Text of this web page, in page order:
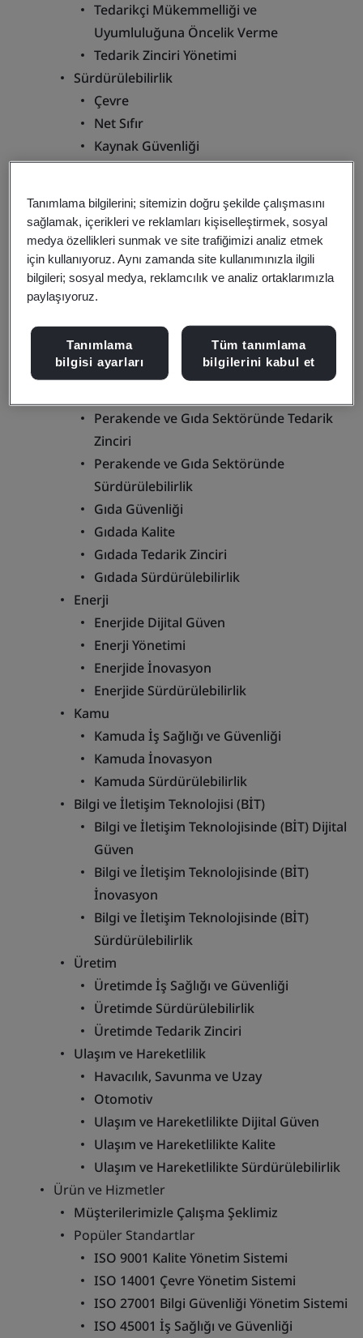
Tedarikçi Mükemmelliği ve
Uyumluluğuna Öncelik Verme
Tedarik Zinciri Yönetimi
Sürdürülebilirlik
Çevre
Net Sıfır
Kaynak Güvenliği
Sürdürülebilir Altyapı
Sektörler
İnşaat ve Yapı
İnşaat ve Yapı
İnşaat ve Yapı Sektöründe Dijital Güven
İnşaat ve Yapı Sektöründe Kalite
İnşaat ve Yapı Sektöründe
Sürdürülebilirlik
Perakende ve Gıda
Perakende ve Gıda Sektöründe Tedarik
Zinciri
Perakende ve Gıda Sektöründe
Sürdürülebilirlik
Gıda Güvenliği
Gıdada Kalite
Gıdada Tedarik Zinciri
Gıdada Sürdürülebilirlik
Enerji
Enerjide Dijital Güven
Enerji Yönetimi
Enerjide İnovasyon
Enerjide Sürdürülebilirlik
Kamu
Kamuda İş Sağlığı ve Güvenliği
Kamuda İnovasyon
Kamuda Sürdürülebilirlik
Bilgi ve İletişim Teknolojisi (BİT)
Bilgi ve İletişim Teknolojisinde (BİT) Dijital
Güven
Bilgi ve İletişim Teknolojisinde (BİT)
İnovasyon
Bilgi ve İletişim Teknolojisinde (BİT)
Sürdürülebilirlik
Üretim
Üretimde İş Sağlığı ve Güvenliği
Üretimde Sürdürülebilirlik
Üretimde Tedarik Zinciri
Ulaşım ve Hareketlilik
Havacılık, Savunma ve Uzay
Otomotiv
Ulaşım ve Hareketlilikte Dijital Güven
Ulaşım ve Hareketlilikte Kalite
Ulaşım ve Hareketlilikte Sürdürülebilirlik
Ürün ve Hizmetler
Müşterilerimizle Çalışma Şeklimiz
Popüler Standartlar
ISO 9001 Kalite Yönetim Sistemi
ISO 14001 Çevre Yönetim Sistemi
ISO 27001 Bilgi Güvenliği Yönetim Sistemi
ISO 45001 İş Sağlığı ve Güvenliği
Tanımlama bilgilerini; sitemizin doğru şekilde çalışmasını
sağlamak, içerikleri ve reklamları kişiselleştirmek, sosyal
medya özellikleri sunmak ve site trafiğimizi analiz etmek
için kullanıyoruz. Aynı zamanda site kullanımınızla ilgili
bilgileri; sosyal medya, reklamcılık ve analiz ortaklarımızla
paylaşıyoruz.
Tanımlama
bilgisi ayarları
Tüm tanımlama
bilgilerini kabul et